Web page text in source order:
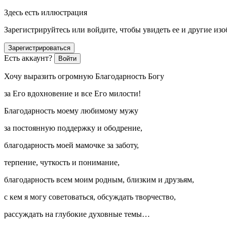
Здесь есть иллюстрация
Зарегистрируйтесь или войдите, чтобы увидеть ее и другие
Зарегистрироваться
Есть аккаунт? Войти
Хочу выразить огромную Благодарность Богу
за Его вдохновение и все Его милости!
Благодарность моему любимому мужу
за постоянную поддержку и ободрение,
благодарность моей мамочке за заботу,
терпение, чуткость и понимание,
благодарность всем моим родным, близким и друзьям,
с кем я могу советоваться, обсуждать творчество,
рассуждать на глубокие духовные темы…